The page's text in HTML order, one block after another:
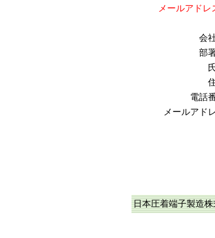
メールアド
会
部
電話
メールアド
日本圧着端子製造